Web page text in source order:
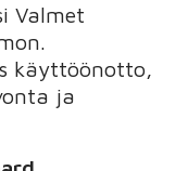
Valmet
käyttöönotto,
ja